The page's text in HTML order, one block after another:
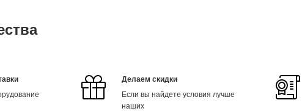
Делаем скидки
Если вы найдете условия лучше
наших